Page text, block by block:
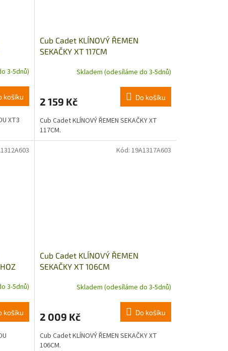
3-5dnů)
košíku
XT3
Cub Cadet KLÍNOVÝ ŘEMEN
SEKAČKY XT 117CM
Skladem (odesíláme do 3-5dnů)
2 159 Kč Do košíku
Cub Cadet KLÍNOVÝ ŘEMEN SEKAČKY XT
117CM.
3-5dnů)
košíku
Cub Cadet KLÍNOVÝ ŘEMEN
SEKAČKY XT 106CM
Skladem (odesíláme do 3-5dnů)
2 009 Kč Do košíku
Cub Cadet KLÍNOVÝ ŘEMEN SEKAČKY XT
106CM.
Kód: 19A1317A603